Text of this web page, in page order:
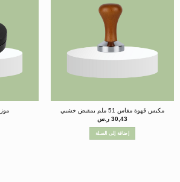
مكبس قهوة مقاس 51 ملم بمقبض خشبي
30,43 ر.س
إضافة إلى السلة